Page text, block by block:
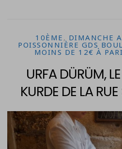
10ÈME , DIMANCHE
POISSONNIÈRE GDS
MOINS DE 12€ À
URFA DÜRÜM,
KURDE DE LA